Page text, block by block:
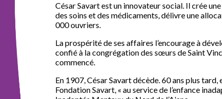
César Savart est un innovateur social. Il crée
des soins et des médicaments, délivre une
000 ouvriers.
La prospérité de ses affaires l’encourage à
confié à la congrégation des sœurs de Saint
commencé.
En 1907, César Savart décède. 60 ans plus
Fondation Savart, « au service de l’enfance